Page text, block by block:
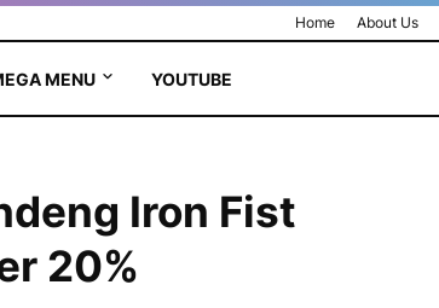
Home About Us
MENU YOUTUBE
Iron Fist
20%